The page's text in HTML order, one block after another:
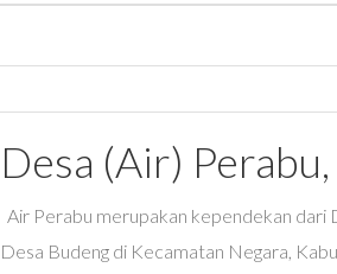
Desa (Air)
Air Perabu merupakan kependekan dari
Desa Budeng di Kecamatan Negara,